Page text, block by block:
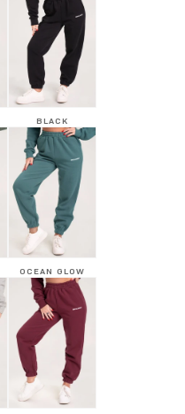
BLACK
OCEAN GLOW